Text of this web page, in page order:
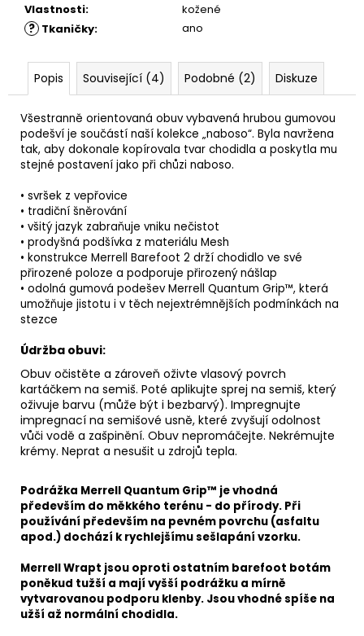
Vlastnosti: kožené
? Tkaničky: ano
Popis Související (4) Podobné (2) Diskuze
Všestranně orientovaná obuv vybavená hrubou gumovou
podešví je součástí naší kolekce „naboso“. Byla navržena
tak, aby dokonale kopírovala tvar chodidla a poskytla mu
stejné postavení jako při chůzi naboso.
• svršek z vepřovice
• tradiční šněrování
• všitý jazyk zabraňuje vniku nečistot
• prodyšná podšívka z materiálu Mesh
• konstrukce Merrell Barefoot 2 drží chodidlo ve své
přirozené poloze a podporuje přirozený nášlap
• odolná gumová podešev Merrell Quantum Grip™, která
umožňuje jistotu i v těch nejextrémnějších podmínkách na
stezce
Údržba obuvi:
Obuv očistěte a zároveň oživte vlasový povrch
kartáčkem na semiš. Poté aplikujte sprej na semiš, který
oživuje barvu (může být i bezbarvý). Impregnujte
impregnací na semišové usně, které zvyšují odolnost
vůči vodě a zašpinění. Obuv nepromáčejte. Nekrémujte
krémy. Neprat a nesušit u zdrojů tepla.
Podrážka Merrell Quantum Grip™ je vhodná
především do měkkého terénu - do přírody. Při
používání především na pevném povrchu (asfaltu
apod.) dochází k rychlejšímu sešlapání vzorku.
Merrell Wrapt jsou oproti ostatním barefoot botám
poněkud tužší a mají vyšší podrážku a mírně
vytvarovanou podporu klenby. Jsou vhodné spíše na
užší až normální chodidla.